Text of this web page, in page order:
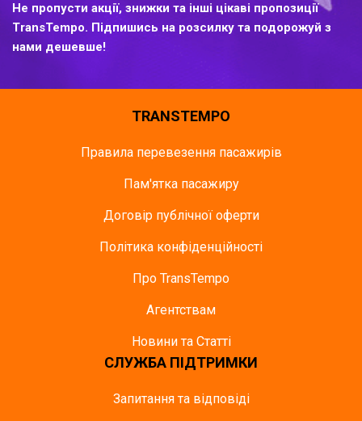
Не пропусти акції, знижки та інші цікаві пропозиції
TransTempo. Підпишись на розсилку та подорожуй з
нами дешевше!
TRANSTEMPO
Правила перевезення пасажирів
Пам'ятка пасажиру
Договір публічної оферти
Політика конфіденційності
Про TransTempo
Агентствам
Новини та Статті
СЛУЖБА ПІДТРИМКИ
Запитання та відповіді